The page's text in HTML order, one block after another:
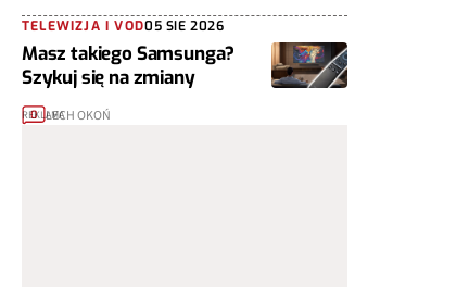
TELEWIZJA I VOD05 SIE 2026
Masz takiego Samsunga?
Szykuj się na zmiany
0 LECH OKOŃ